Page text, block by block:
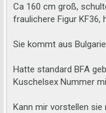
Ca 160 cm groß,
fraulichere Figur KF36,
Sie kommt aus
Hatte standard BFA
Kuschelsex Nummer
Kann mir vorstellen sie